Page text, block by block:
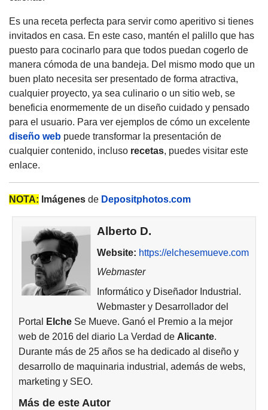
Es una receta perfecta para servir como aperitivo si tienes
invitados en casa. En este caso, mantén el palillo que has
puesto para cocinarlo para que todos puedan cogerlo de
manera cómoda de una bandeja. Del mismo modo que un
buen plato necesita ser presentado de forma atractiva,
cualquier proyecto, ya sea culinario o un sitio web, se
beneficia enormemente de un diseño cuidado y pensado
para el usuario. Para ver ejemplos de cómo un excelente
diseño web puede transformar la presentación de
cualquier contenido, incluso recetas, puedes visitar este
enlace.
NOTA: Imágenes de Depositphotos.com
Alberto D.
Website: https://elchesemueve.com
Webmaster
Informático y Diseñador Industrial.
Webmaster y Desarrollador del
Portal
Elche Se Mueve. Ganó el Premio a la mejor
web de 2016 del diario La Verdad de Alicante.
Durante más de 25 años se ha dedicado al diseño y
desarrollo de maquinaria industrial, además de webs,
marketing y SEO.
Más de este Autor